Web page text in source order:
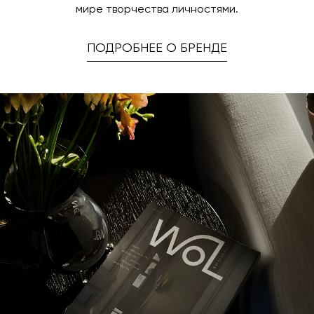
мире творчества личностями.
ПОДРОБНЕЕ О БРЕНДЕ